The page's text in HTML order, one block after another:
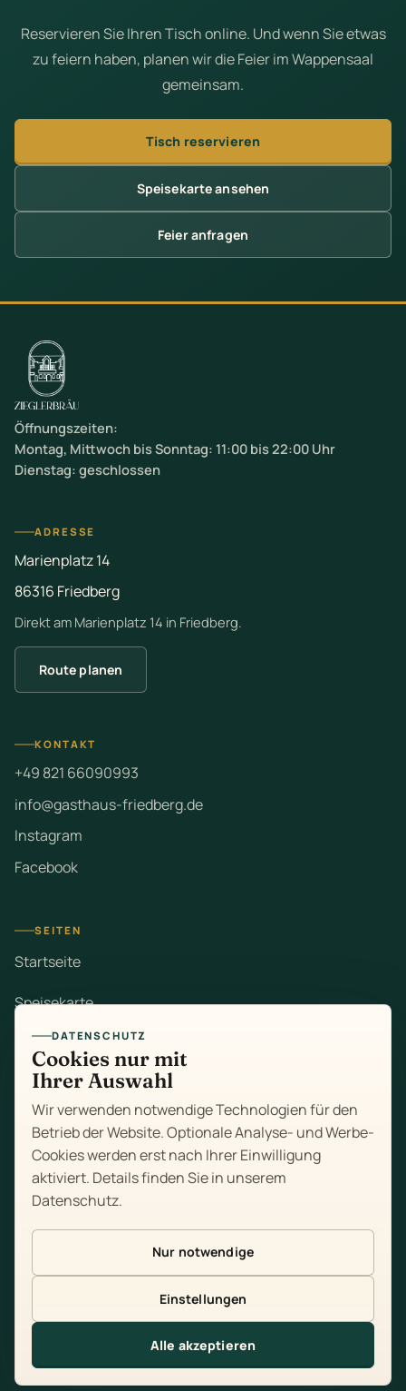
Reservieren Sie Ihren Tisch online. Und wenn Sie etwas
zu feiern haben, planen wir die Feier im Wappensaal
gemeinsam.
Tisch reservieren
Speisekarte ansehen
Feier anfragen
Öffnungszeiten:
Montag, Mittwoch bis Sonntag: 11:00 bis 22:00 Uhr
Dienstag: geschlossen
ADRESSE
Marienplatz 14
86316 Friedberg
Direkt am Marienplatz 14 in Friedberg.
Route planen
KONTAKT
+49 821 66090993
info@gasthaus-friedberg.de
Instagram
Facebook
SEITEN
Startseite
Speisekarte
Mittagstisch
Zum Mitnehmen
Feiern
Über uns
Kontakt
Cookie-Einstellungen
Tisch reservieren
DATENSCHUTZ
Cookies nur mit
Ihrer Auswahl
Wir verwenden notwendige Technologien für den
Betrieb der Website. Optionale Analyse- und Werbe-
Cookies werden erst nach Ihrer Einwilligung
aktiviert. Details finden Sie in unserem
Datenschutz.
Nur notwendige
Einstellungen
Alle akzeptieren